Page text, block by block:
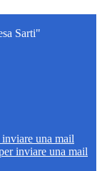
Sarti"
una mail
inviare una mail